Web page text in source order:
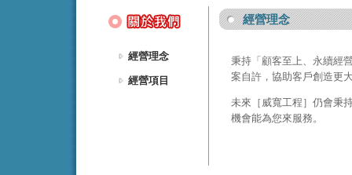
經營理念
經營項目
經營理念
秉持「顧客至上、永續經
案自許，協助客戶創造更
未來［威寬工程］仍會秉
機會能為您來服務。